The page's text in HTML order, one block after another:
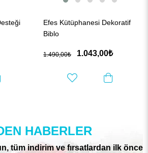
Efes Kütüphanesi Dekoratif
Biblo
1.043,00₺
1.490,00₺
HABERLER
tüm indirim ve fırsatlardan ilk önce